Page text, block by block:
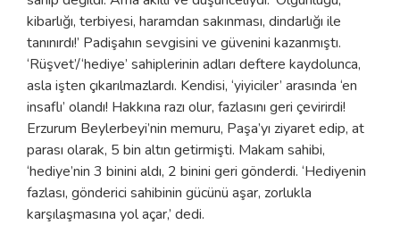
kibarlığı, terbiyesi, haramdan sakınması, dindarlığı ile
tanınırdı!’ Padişahın sevgisini ve güvenini kazanmıştı.
‘Rüşvet’/‘hediye’ sahiplerinin adları deftere kaydolunca,
asla işten çıkarılmazlardı. Kendisi, ‘yiyiciler’ arasında ‘en
insaflı’ olandı! Hakkına razı olur, fazlasını geri çevirirdi!
Erzurum Beylerbeyi’nin memuru, Paşa’yı ziyaret edip, at
parası olarak, 5 bin altın getirmişti. Makam sahibi,
‘hediye’nin 3 binini aldı, 2 binini geri gönderdi. ‘Hediyenin
fazlası, gönderici sahibinin gücünü aşar, zorlukla
karşılaşmasına yol açar,’ dedi.